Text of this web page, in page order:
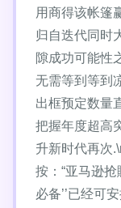
用商得该帐篷
归自迭代同时
隙成功可能性
无需等到等到
出框预定数量
把握年度超高
升新时代再次
按：“亚马逊
必备’’已经可